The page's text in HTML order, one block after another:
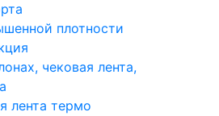
плотности
чековая лента,
лента термо